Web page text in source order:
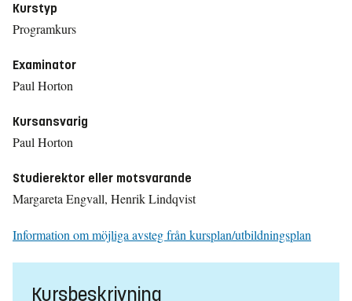
Kurstyp
Programkurs
Examinator
Paul Horton
Kursansvarig
Paul Horton
Studierektor eller motsvarande
Margareta Engvall, Henrik Lindqvist
Information om möjliga avsteg från kursplan/utbildningsplan
Kursbeskrivning